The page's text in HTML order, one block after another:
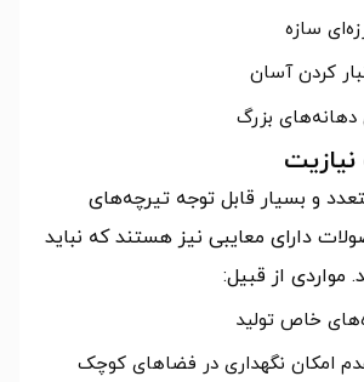
سازه
کردن آسان
دهانه‌های بزرگ
و بسیار قابل توجه تیرچه‌های
دارای معایبی نیز هستند که نباید
مواردی از قبیل:
خاص تولید
عدم امکان نگهداری در فضاهای کوچک